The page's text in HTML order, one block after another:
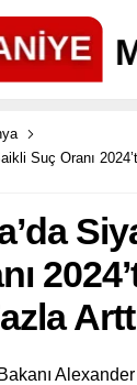
Suç Oranı